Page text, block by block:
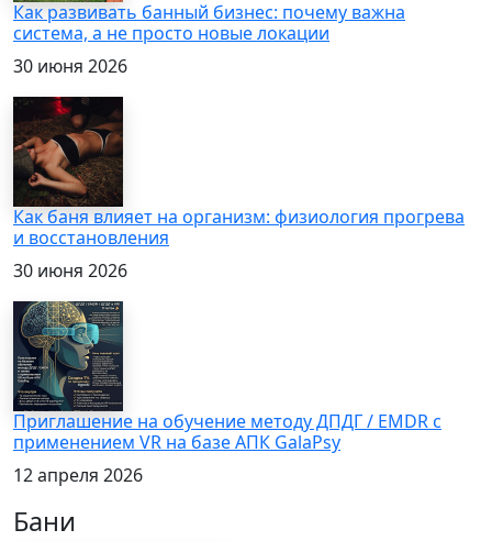
Как развивать банный бизнес: почему важна
система, а не просто новые локации
30 июня 2026
Как баня влияет на организм: физиология прогрева
и восстановления
30 июня 2026
Приглашение на обучение методу ДПДГ / EMDR с
применением VR на базе АПК GalaPsy
12 апреля 2026
Бани